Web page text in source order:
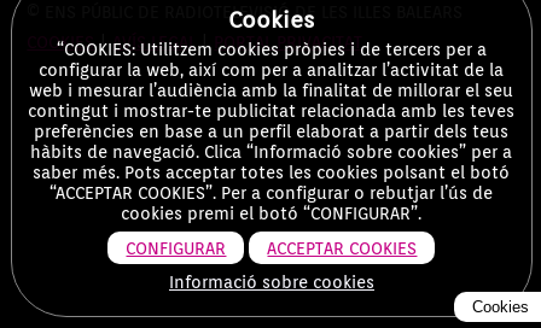
© ENS PÚBLIC DE RADIOTELEVISIÓ DE LES ILLES BALEARS
COOKIES|AVÍS LEGAL| PORTAL PRIVACITAT
Cookies
Cookies
“COOKIES: Utilitzem cookies pròpies i de tercers per a
configurar la web, així com per a analitzar l’activitat de la
web i mesurar l’audiència amb la finalitat de millorar el seu
contingut i mostrar-te publicitat relacionada amb les teves
preferències en base a un perfil elaborat a partir dels teus
hàbits de navegació. Clica “Informació sobre cookies” per a
saber més. Pots acceptar totes les cookies polsant el botó
“ACCEPTAR COOKIES”. Per a configurar o rebutjar l’ús de
cookies premi el botó “CONFIGURAR”.
CONFIGURAR
ACCEPTAR COOKIES
Informació sobre cookies